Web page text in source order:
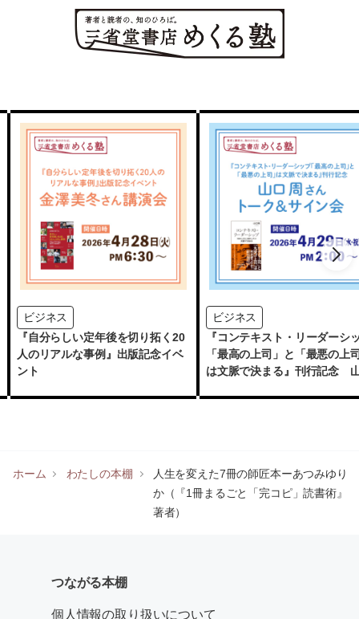
ビジネス
『自分らしい定年後を切り拓く20
人のリアルな事例』出版記念イベ
ント
ビジネス
『コンテキスト・リーダーシ
「最高の上司」と「最悪の上
は文脈で決まる』刊行記念
ホーム わたしの本棚
人生を変えた7冊の師匠本ーあつみゆり
か（『1冊まるごと「完コピ」読書術』
著者）
つながる本棚
個人情報の取り扱いについて